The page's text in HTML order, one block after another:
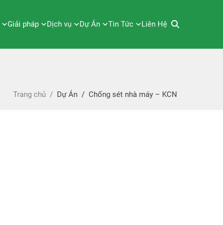
Giải pháp Dịch vụ Dự Án Tin Tức Liên Hệ
Trang chủ / Dự Án / Chống sét nhà máy – KCN